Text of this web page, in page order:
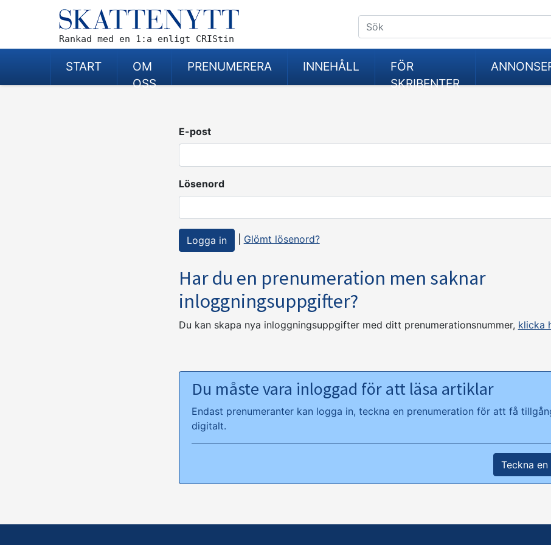
Rankad med en 1:a enligt CRIStin
START
OM
OSS
PRENUMERERA INNEHÅLL
FÖR
SKRIBENTER
E-post
Lösenord
Glömt lösenord?
Har du en prenumeration men saknar
inloggningsuppgifter?
Du kan skapa nya inloggningsuppgifter med ditt prenumerationsnummer, klicka
Du måste vara inloggad för att läsa artiklar
Endast prenumeranter kan logga in, teckna en prenumeration för att få
digitalt.
Teckna